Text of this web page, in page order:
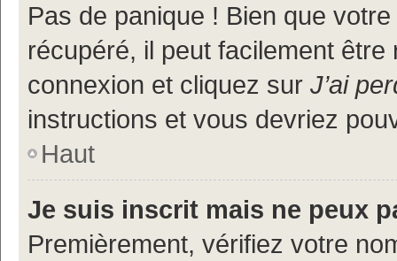
Pas de panique ! Bien que
récupéré, il peut facilement
connexion et cliquez sur J’ai
instructions et vous devriez
Haut
Je suis inscrit mais ne peux
Premièrement, vérifiez votre